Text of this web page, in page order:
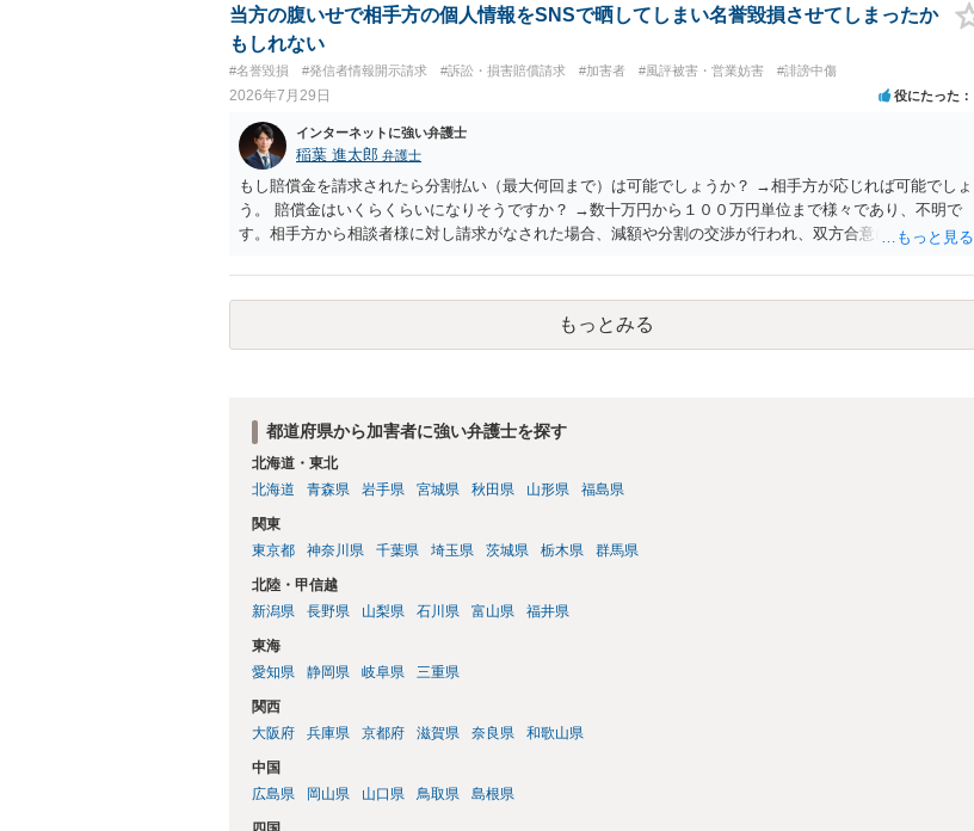
者があなたであるという内容とともに、あなたから連絡することもあり得ます。 夫がクレーム電話を入れ
た「相手方の法律事務所」というのがプロバイダの代理人の事務所であるのか、それとも開示請求者の代
理人の事務所なのかが不明ですが、もし前者であれば、書類の再送要請にはあまり意味はなく、一方、後
者であるなら、夫を被告として提訴に至る可能性も考える必要が出てきます。 あなたと夫との夫婦関係の
状況（別居中なのか、夫婦関係は良好なのか、あなたが夫へ嘘をついたのか等）がよくわからないところ
があり、実際にどのような対応がベターなのかを正確に検討するためには、公開の相談ではなく、詳しい
事実関係を整理した上で弁護士へ直接相談するべきでしょう。
当方の腹いせで相手方の個人情報をSNSで晒してしまい名誉毀損させてしまったか
もしれない
#名誉毀損 #発信者情報開示請求 #訴訟・損害賠償請求 #加害者 #風評被害・営業妨害 #誹謗中傷
2026年7月29日 役にたった
インターネットに強い弁護士
稲葉 進太郎 弁護士
もし賠償金を請求されたら分割払い（最大何回まで）は可能でしょうか？ →相手方が応じれば可能でしょ
う。 賠償金はいくらくらいになりそうですか？ →数十万円から１００万円単位まで様々であり、不明で
す。相手方から相談者様に対し請求がなされた場合、減額や分割の交渉が行われ、双方合意に至れば支払
もっとみる
都道府県から加害者に強い弁護士を探す
北海道・東北
北海道
青森県 岩手県 宮城県 秋田県 山形県 福島県
関東
東京都
神奈川県 千葉県 埼玉県 茨城県 栃木県 群馬県
北陸・甲信越
新潟県
長野県 山梨県 石川県 富山県 福井県
東海
愛知県
静岡県 岐阜県 三重県
関西
大阪府
兵庫県 京都府 滋賀県 奈良県 和歌山県
中国
広島県
岡山県 山口県 鳥取県 島根県